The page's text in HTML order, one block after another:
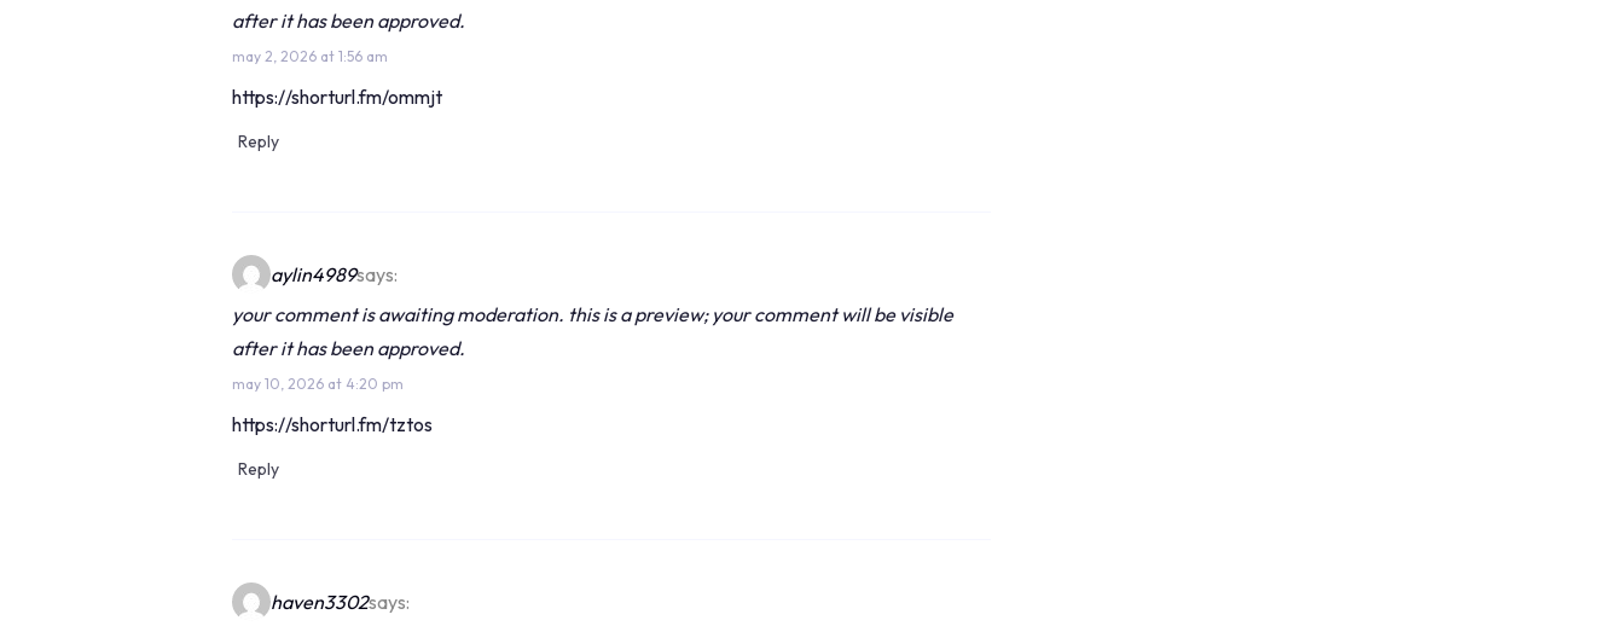
after it has been approved.
may 2, 2026 at 1:56 am
https://shorturl.fm/ommjt
Reply
aylin4989says:
your comment is awaiting moderation. this is a preview; your comment will be visible
after it has been approved.
may 10, 2026 at 4:20 pm
https://shorturl.fm/tztos
Reply
haven3302says: